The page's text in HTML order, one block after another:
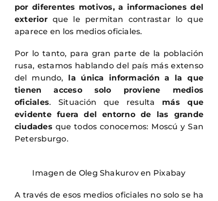
por diferentes motivos, a informaciones del
exteriorque le permitan contrastar lo que
aparece en los medios oficiales.
Por lo tanto, para gran parte de la población
rusa, estamos hablando del país más extenso
del mundo, la única información a la que
tienen acceso solo proviene medios
oficiales. Situación que resulta más que
evidente fuera del entorno de las grande
ciudades que todos conocemos: Moscú y San
Petersburgo.
Imagen de Oleg Shakurov en Pixabay
A través de esos medios oficiales no solo se ha